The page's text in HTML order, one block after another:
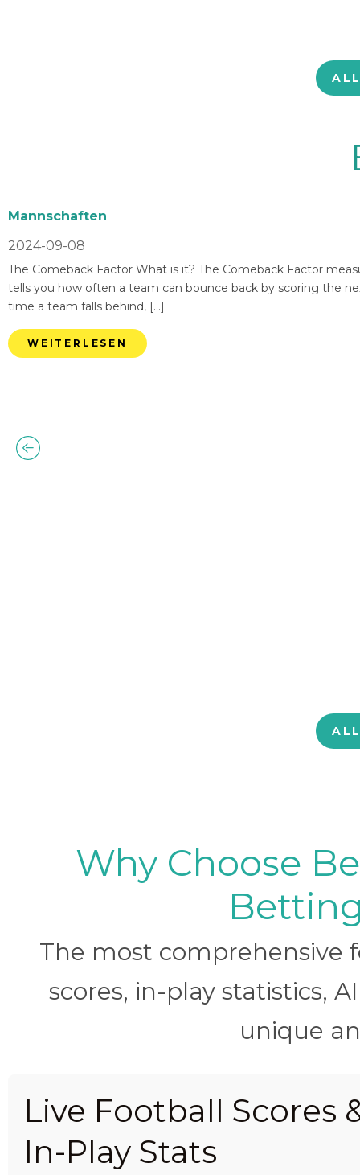
Mannschaften
2024-09-08
The Comeback Factor What is it? The Comeback Factor
tells you how often a team can bounce back by scoring the
time a team falls behind, […]
WEITERLESEN
Why Choose
The most
scores, in-play statistics,
unique
Live Football Scores
In-Play Stats